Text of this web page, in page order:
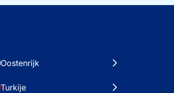
Oostenrijk
Turkije